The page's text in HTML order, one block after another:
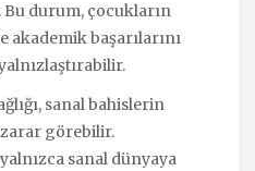
durum, çocukların
akademik başarılarını
sanal bahislerin
görebilir.
sanal dünyaya